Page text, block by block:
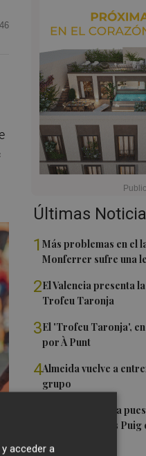
Últimas
1Más problemas en el
Monferrer sufre una
2El Valencia presenta
Trofeu Taronja
3El 'Trofeu Taronja',
por À Punt
4Almeida vuelve a
grupo
València ultima la
Velódromo Lluís
acceder a